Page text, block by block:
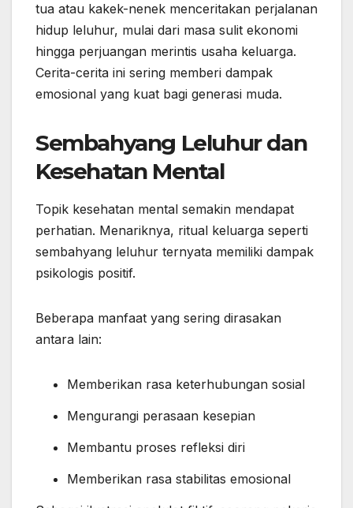
tua atau kakek-nenek menceritakan perjalanan
hidup leluhur, mulai dari masa sulit ekonomi
hingga perjuangan merintis usaha keluarga.
Cerita-cerita ini sering memberi dampak
emosional yang kuat bagi generasi muda.
Sembahyang Leluhur dan
Kesehatan Mental
Topik kesehatan mental semakin mendapat
perhatian. Menariknya, ritual keluarga seperti
sembahyang leluhur ternyata memiliki dampak
psikologis positif.
Beberapa manfaat yang sering dirasakan
antara lain:
Memberikan rasa keterhubungan sosial
Mengurangi perasaan kesepian
Membantu proses refleksi diri
Memberikan rasa stabilitas emosional